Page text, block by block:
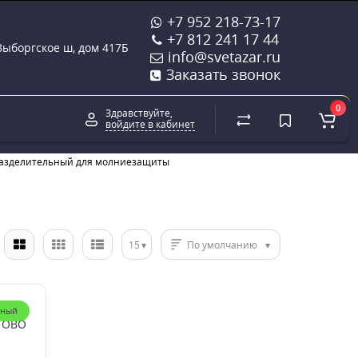
ш, дом 417Б
+7 952 218-73-17
+7 812 241 17 44
info@svetazar.ru
Заказать звонок
Здравствуйте,
войдите в кабинет
0
для молниезащиты
15 По умолчанию